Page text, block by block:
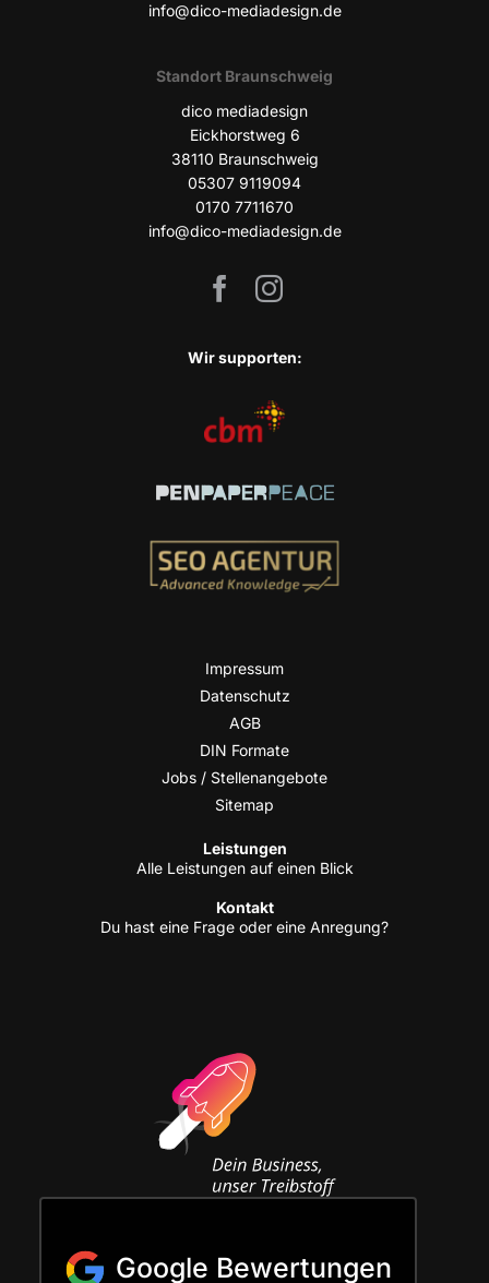
info@dico-mediadesign.de
Stand­ort Braunschweig
dico media­de­sign
Eick­horst­weg 6
38110 Braun­schweig
05307 9119094
0170 7711670
info@dico-mediadesign.de
Wir sup­port­en:
Impres­sum
Daten­schutz
AGB
DIN For­ma­te
Jobs / Stellenangebote
Site­map
Leis­tun­gen
Alle Leis­tun­gen auf einen Blick
Kon­takt
Du hast eine Fra­ge oder eine Anregung?
Google Bewertungen